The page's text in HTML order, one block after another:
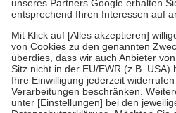
Um das Engagement der
stärken und die besondere Stellung
fallenkeine Zuzahlungenan bei:
• Kindern und Jugendlichen bis zum
mit Ausnahme der Fahrkosten
• Untersuchungen zur Vorsorge und
GKV getragen werden
• empfohlenen Schutzimpfungen